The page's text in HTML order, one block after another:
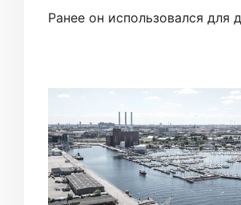
Ранее он использовался для